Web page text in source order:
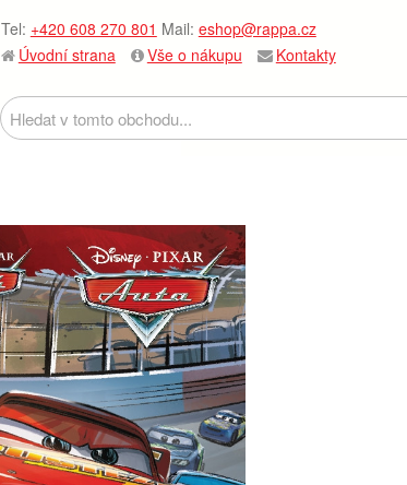
Tel: +420 608 270 801 Mail: eshop@rappa.cz
Úvodní strana
Vše o nákupu Kontakty